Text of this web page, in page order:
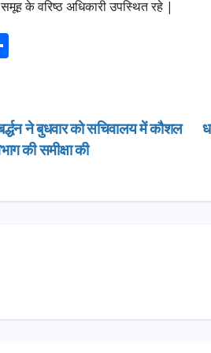
के वरिष्ठ अधिकारी उपस्थित रहे |
e ने बुधवार को सचिवालय में कौशल
की समीक्षा की